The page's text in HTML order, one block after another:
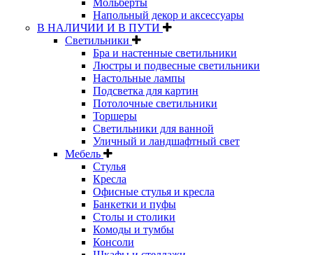
Мольберты
Напольный декор и аксессуары
В НАЛИЧИИ И В ПУТИ
Светильники
Бра и настенные светильники
Люстры и подвесные светильники
Настольные лампы
Подсветка для картин
Потолочные светильники
Торшеры
Светильники для ванной
Уличный и ландшафтный свет
Мебель
Стулья
Кресла
Офисные стулья и кресла
Банкетки и пуфы
Столы и столики
Комоды и тумбы
Консоли